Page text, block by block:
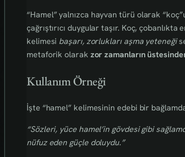
“Hamel” yalnızca hayvan türü olarak
çağrıştırıcı duygular taşır. Koç,
kelimesi başarı, zorlukları aşma yeteneği
metaforik olarak zor zamanların
Kullanım Örneği
İşte “hamel” kelimesinin edebi bir
“Sözleri, yüce hamel’in gövdesi gibi
nüfuz eden güçle doluydu.”